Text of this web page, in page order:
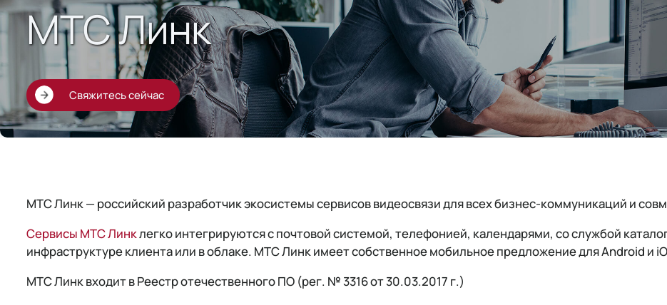
МТС Линк
Свяжитесь сейчас
МТС Линк — российский разработчик экосистемы сервисов видеосвязи для всех бизнес-коммуникаций и
Сервисы МТС Линклегко интегрируются с почтовой системой, телефонией, календарями, со службой
инфраструктуре клиента или в облаке. МТС Линк имеет собственное мобильное предложение для Android и
МТС Линк входит в Реестр отечественного ПО (рег. № 3316 от 30.03.2017 г.)